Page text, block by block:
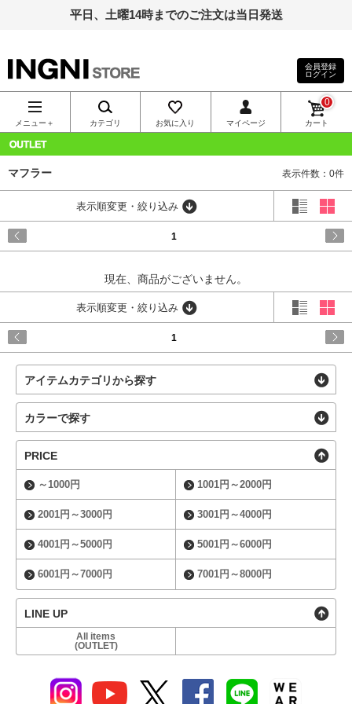
平日、土曜14時までのご注文は当日発送
INGNI（イン
グ）公式通
販｜INGNI
STORE
会員登録
ログイン
メニュー＋ カテゴリ お気に入り マイページ カート
0
マフラー 表示件数：0件
表示順変更・絞り込み
1
現在、商品がございません。
表示順変更・絞り込み
1
アイテムカテゴリから探す
カラーで探す
PRICE
～1000円 1001円～2000円
2001円～3000円 3001円～4000円
4001円～5000円 5001円～6000円
6001円～7000円 7001円～8000円
LINE UP
All items
(OUTLET)